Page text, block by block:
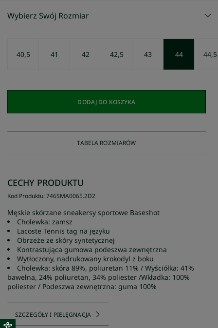
Wybierz Swój Rozmiar
40,5 41 42 42,5 43 44 44,5
DODAJ DO KOSZYKA
TABELA ROZMIARÓW
CECHY PRODUKTU
Kod Produktu:746SMA0065.2D2
Męskie skórzane sneakersy sportowe Baseshot
Cholewka: zamsz
Lacoste Tennis tag na języku
Obrzeże ze skóry syntetycznej
Kontrastująca gumowa podeszwa zewnętrzna
Wytłoczony, nadrukowany krokodyl z boku
Cholewka: skóra 89%, poliuretan 11% / Wyściółka: 41%
bawełna, 24% poliuretan, 34% poliester /Wkładka: 100%
poliester / Podeszwa zewnętrzna: guma 100%
SZCZEGÓŁY I PIELĘGNACJA